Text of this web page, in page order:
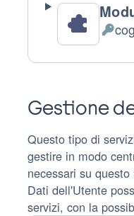
Dati
Gestione
Questo tipo di
gestire in modo
necessari su
Dati dell'Utente
servizi, con la